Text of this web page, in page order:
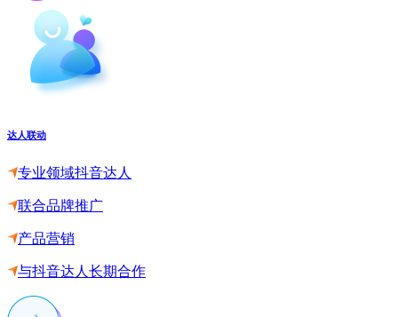
达人联动
专业领域抖音达人
联合品牌推广
产品营销
与抖音达人长期合作